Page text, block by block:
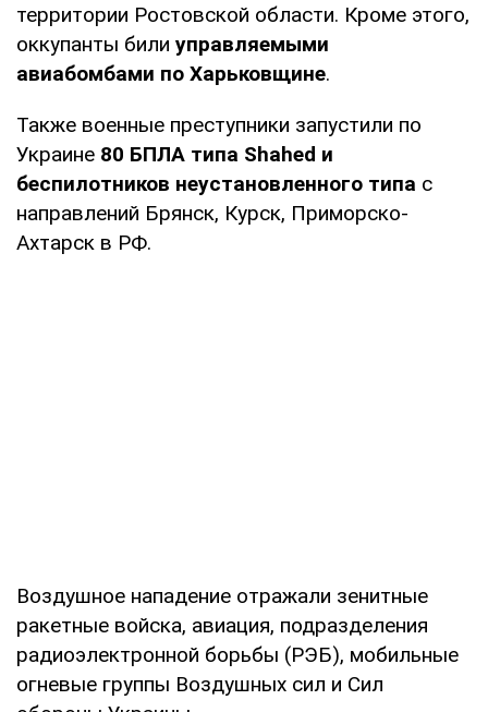
территории Ростовской области. Кроме этого,
оккупанты били управляемыми
авиабомбами по Харьковщине.
Также военные преступники запустили по
Украине 80 БПЛА типа Shahed и
беспилотников неустановленного типа с
направлений Брянск, Курск, Приморско-
Ахтарск в РФ.
Воздушное нападение отражали зенитные
ракетные войска, авиация, подразделения
радиоэлектронной борьбы (РЭБ), мобильные
огневые группы Воздушных сил и Сил